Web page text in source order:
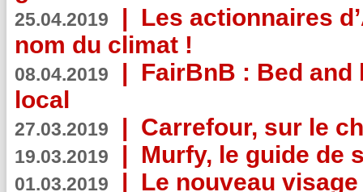
25.04.2019 | Les actionnaires
nom du climat !
08.04.2019 | FairBnB : Bed
local
27.03.2019 | Carrefour, sur le
19.03.2019 | Murfy, le guide de
01.03.2019 | Le nouveau